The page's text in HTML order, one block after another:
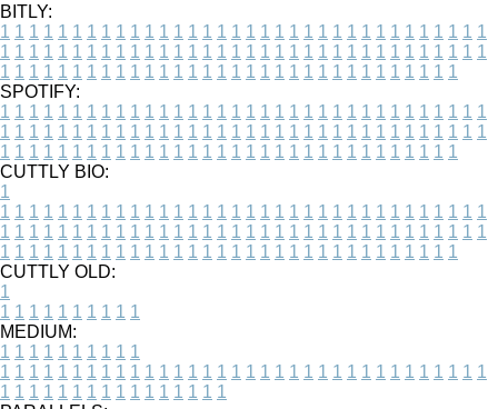
BITLY:
1 1 1 1 1 1 1 1 1 1 1 1 1 1 1 1 1 1 1 1 1 1 1 1 1 1 1 1 1 1 1 1 1 1
1 1 1 1 1 1 1 1 1 1 1 1 1 1 1 1 1 1 1 1 1 1 1 1 1 1 1 1 1 1 1 1 1 1
1 1 1 1 1 1 1 1 1 1 1 1 1 1 1 1 1 1 1 1 1 1 1 1 1 1 1 1 1 1 1 1
SPOTIFY:
1 1 1 1 1 1 1 1 1 1 1 1 1 1 1 1 1 1 1 1 1 1 1 1 1 1 1 1 1 1 1 1 1 1
1 1 1 1 1 1 1 1 1 1 1 1 1 1 1 1 1 1 1 1 1 1 1 1 1 1 1 1 1 1 1 1 1 1
1 1 1 1 1 1 1 1 1 1 1 1 1 1 1 1 1 1 1 1 1 1 1 1 1 1 1 1 1 1 1 1
CUTTLY BIO:
1
1 1 1 1 1 1 1 1 1 1 1 1 1 1 1 1 1 1 1 1 1 1 1 1 1 1 1 1 1 1 1 1 1 1
1 1 1 1 1 1 1 1 1 1 1 1 1 1 1 1 1 1 1 1 1 1 1 1 1 1 1 1 1 1 1 1 1 1
1 1 1 1 1 1 1 1 1 1 1 1 1 1 1 1 1 1 1 1 1 1 1 1 1 1 1 1 1 1 1 1
CUTTLY OLD:
1
1 1 1 1 1 1 1 1 1 1
MEDIUM:
1 1 1 1 1 1 1 1 1 1
1 1 1 1 1 1 1 1 1 1 1 1 1 1 1 1 1 1 1 1 1 1 1 1 1 1 1 1 1 1 1 1 1 1
1 1 1 1 1 1 1 1 1 1 1 1 1 1 1 1